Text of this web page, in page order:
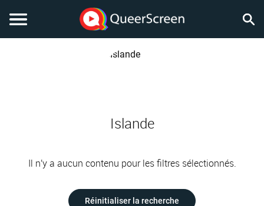
Islande
Il n'y a aucun contenu pour les filtres sélectionnés.
Réinitialiser la recherche